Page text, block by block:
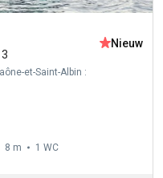
et-Saint-Albin :
Nieuw
8 m 1 WC